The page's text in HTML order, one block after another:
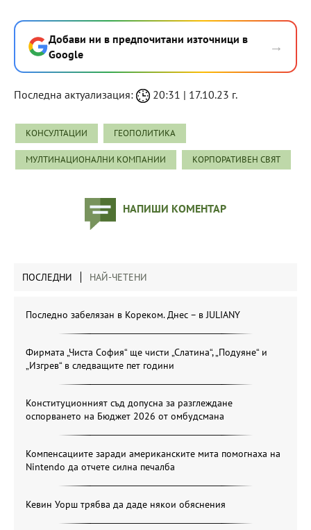
Добави ни в предпочитани източници в
Google
→
Последна актуализация: 20:31 | 17.10.23 г.
КОНСУЛТАЦИИ ГЕОПОЛИТИКА
МУЛТИНАЦИОНАЛНИ КОМПАНИИ КОРПОРАТИВЕН СВЯТ
НАПИШИ КОМЕНТАР
ПОСЛЕДНИ НАЙ-ЧЕТЕНИ
Последно забелязан в Кореком. Днес – в JULIANY
Фирмата „Чиста София“ ще чисти „Слатина“, „Подуяне“ и
„Изгрев“ в следващите пет години
Конституционният съд допусна за разглеждане
оспорването на Бюджет 2026 от омбудсмана
Компенсациите заради американските мита помогнаха на
Nintendo да отчете силна печалба
Кевин Уорш трябва да даде някои обяснения